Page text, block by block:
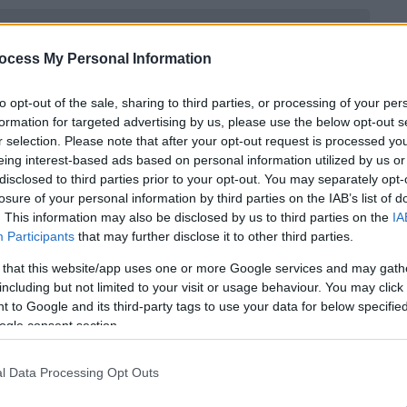
My Personal Information
opt-out of the sale, sharing to third parties, or processing of your
for targeted advertising by us, please use the below opt-out
selection. Please note that after your opt-out request is processed
interest-based ads based on personal information utilized by us
to third parties prior to your opt-out. You may separately
of your personal information by third parties on the IAB’s list of
This information may also be disclosed by us to third parties on the
Participants that may further disclose it to other third parties.
that this website/app uses one or more Google services and may
but not limited to your visit or usage behaviour. You may
to Google and its third-party tags to use your data for below
consent section.
Data Processing Opt Outs
«ιπποπόταμους της κοκαΐνης» του
από βομβιστική επίθεση σε
δρόμο
μεταξύ των FARC και της
συμφωνία βάσει της οποίαςχιλιάδες
πραγματοποίησαν αυτή την επίθεση...